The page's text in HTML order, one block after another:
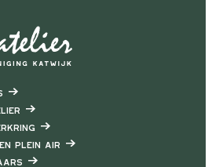
Plein air